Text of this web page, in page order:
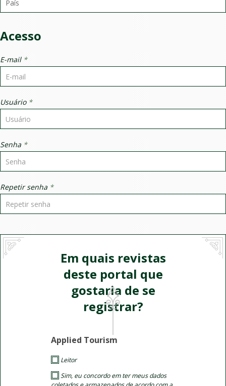
Acesso
E-mail *
Usuário *
Senha *
Repetir senha *
Em quais revistas
deste portal que
gostaria de se
registrar?
Applied Tourism
Leitor